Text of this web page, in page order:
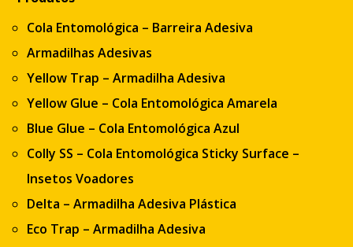
Cola Entomológica – Barreira Adesiva
Armadilhas Adesivas
Yellow Trap – Armadilha Adesiva
Yellow Glue – Cola Entomológica Amarela
Blue Glue – Cola Entomológica Azul
Colly SS – Cola Entomológica Sticky Surface –
Insetos Voadores
Delta – Armadilha Adesiva Plástica
Eco Trap – Armadilha Adesiva